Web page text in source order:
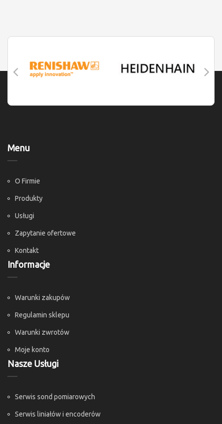
Menu
O Firmie
Produkty
Usługi
Zapytanie ofertowe
Kontakt
Informacje
Warunki zakupów
Regulamin sklepu
Warunki zwrotów
Moje konto
Nasze Usługi
Serwis sond pomiarowych
Serwis liniałów i encoderów